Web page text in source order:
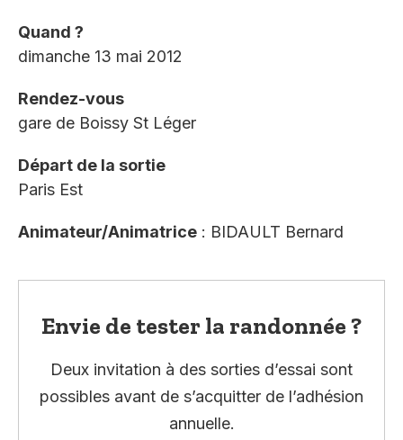
Quand ?
dimanche 13 mai 2012
Rendez-vous
gare de Boissy St Léger
Départ de la sortie
Paris Est
Animateur/Animatrice : BIDAULT Bernard
Envie de tester la randonnée ?
Deux invitation à des sorties d’essai sont
possibles avant de s’acquitter de l’adhésion
annuelle.